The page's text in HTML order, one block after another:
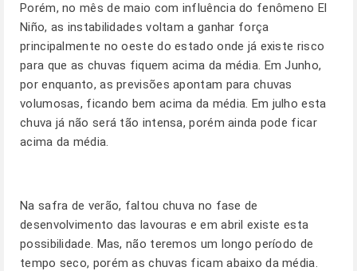
Porém, no mês de maio com influência do fenômeno El
Niño, as instabilidades voltam a ganhar força
principalmente no oeste do estado onde já existe risco
para que as chuvas fiquem acima da média. Em Junho,
por enquanto, as previsões apontam para chuvas
volumosas, ficando bem acima da média. Em julho esta
chuva já não será tão intensa, porém ainda pode ficar
acima da média.
Na safra de verão, faltou chuva no fase de
desenvolvimento das lavouras e em abril existe esta
possibilidade. Mas, não teremos um longo período de
tempo seco, porém as chuvas ficam abaixo da média.